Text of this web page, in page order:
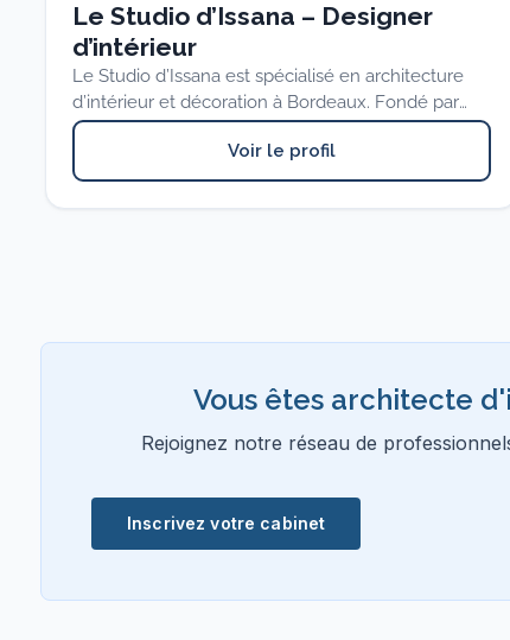
Le Studio d’Issana – Designer
d’intérieur
Le Studio d’Issana est spécialisé en architecture
d’intérieur et décoration à Bordeaux. Fondé par
Anaïs Juge, le studio…
Voir le profil
Vous êtes architecte
Rejoignez notre réseau de
Inscrivez votre cabinet